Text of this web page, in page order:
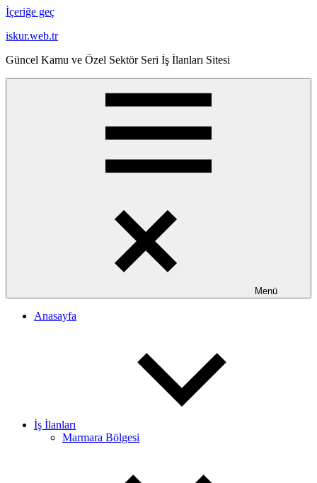
İçeriğe geç
iskur.web.tr
Güncel Kamu ve Özel Sektör Seri İş İlanları Sitesi
Menü
Anasayfa
İş İlanları
Marmara Bölgesi